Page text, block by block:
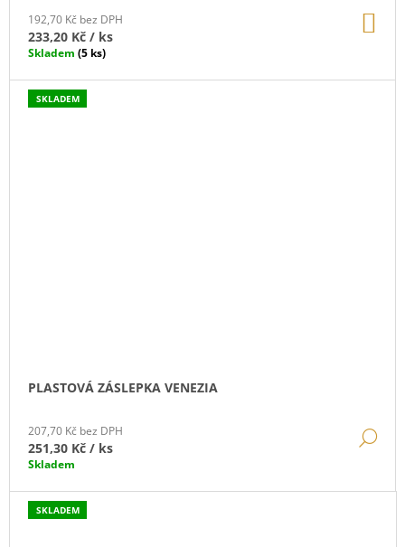
192,70 Kč bez DPH
233,20 Kč / ks
Skladem (5 ks)
SKLADEM
PLASTOVÁ ZÁSLEPKA VENEZIA
207,70 Kč bez DPH
251,30 Kč / ks
Skladem
SKLADEM